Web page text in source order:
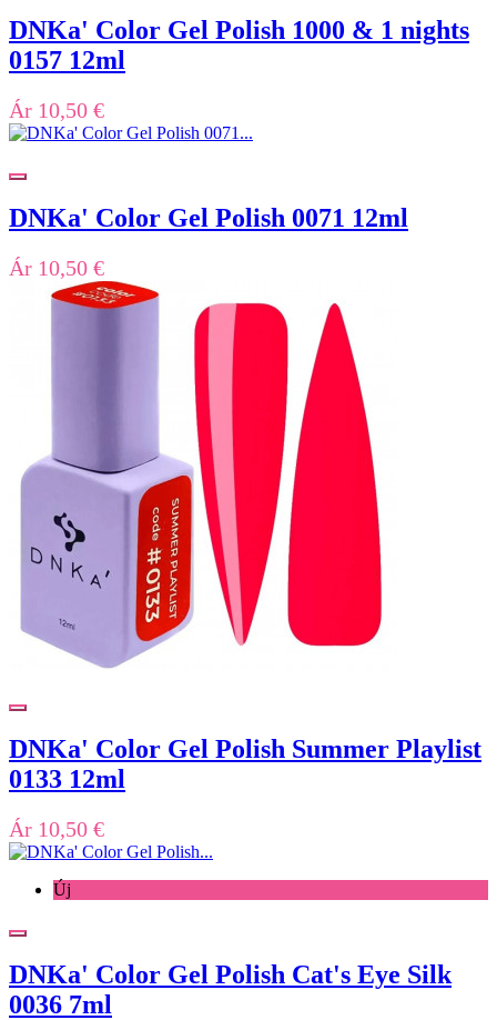
DNKa' Color Gel Polish 1000 & 1 nights
0157 12ml
Ár 10,50 €
DNKa' Color Gel Polish 0071 12ml
Ár 10,50 €
DNKa' Color Gel Polish Summer Playlist
0133 12ml
Ár 10,50 €
Új
DNKa' Color Gel Polish Cat's Eye Silk
0036 7ml